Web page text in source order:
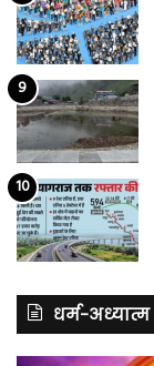
धर्म-अध्यात्म